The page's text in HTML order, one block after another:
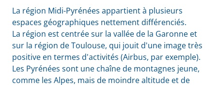
La région Midi-Pyrénées appartient à plusieurs
espaces géographiques nettement différenciés.
La région est centrée sur la vallée de la Garonne et
sur la région de Toulouse, qui jouit d'une image très
positive en termes d'activités (Airbus, par exemple).
Les Pyrénées sont une chaîne de montagnes jeune,
comme les Alpes, mais de moindre altitude et de